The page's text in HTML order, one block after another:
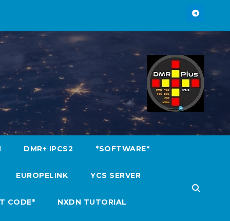
DMR+ IPCS2 *SOFTWARE*
EUROPELINK YCS SERVER
CODE* NXDN TUTORIAL